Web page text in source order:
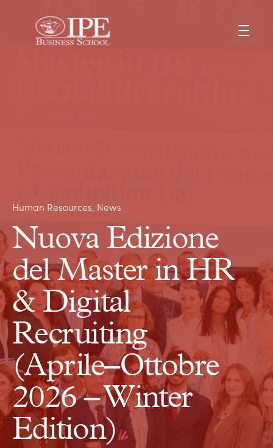
Human Resources News
Nuova Edizione
del Master in HR
& Digital
Recruiting
(Aprile–Ottobre
2026 – Winter
Edition)